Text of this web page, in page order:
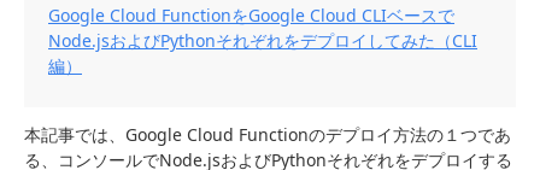
Google Cloud FunctionをGoogle Cloud CLIベースで
Node.jsおよびPythonそれぞれをデプロイしてみた（CLI
編）
本記事では、Google Cloud Functionのデプロイ方法の１つであ
る、コンソールでNode.jsおよびPythonそれぞれをデプロイする